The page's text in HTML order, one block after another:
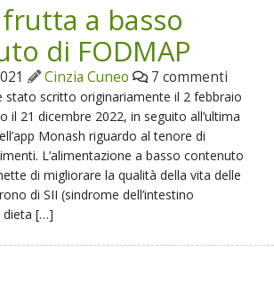
a basso
di FODMAP
Cinzia Cuneo 7 commenti
stato scritto originariamente il 2 febbraio
il 21 dicembre 2022, in seguito all’ultima
Monash riguardo al tenore di
L’alimentazione a basso contenuto
di migliorare la qualità della vita delle
di SII (sindrome dell’intestino
dieta […]